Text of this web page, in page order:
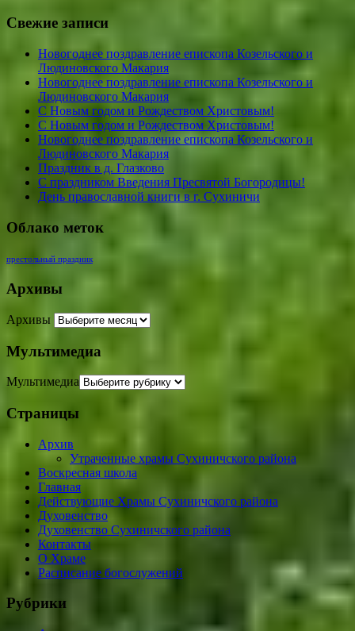
Свежие записи
Новогоднее поздравление епископа Козельского и
Людиновского Макария
Новогоднее поздравление епископа Козельского и
Людиновского Макария
С Новым годом и Рождеством Христовым!
С Новым годом и Рождеством Христовым!
Новогоднее поздравление епископа Козельского и
Людиновского Макария
Праздник в д. Глазково
С праздником Введения Пресвятой Богородицы!
День православной книги в г. Сухиничи
Облако меток
престольный праздник
Архивы
Архивы
Мультимедиа
Мультимедиа
Страницы
Архив
Утраченные храмы Сухиничского района
Воскресная школа
Главная
Действующие Храмы Сухиничского района
Духовенство
Духовенство Сухиничского района
Контакты
О Храме
Расписание богослужений
Рубрики